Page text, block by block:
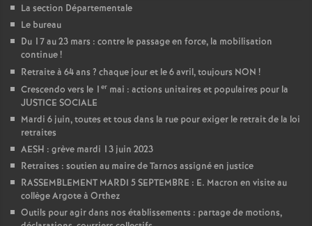
La section Départementale
Le bureau
Du 17 au 23 mars : contre le passage en force, la mobilisation
continue!
Retraite à 64 ans ? chaque jour et le 6 avril, toujours NON !
Crescendo vers le 1 er mai : actions unitaires et populaires pour la
JUSTICE SOCIALE
Mardi 6 juin, toutes et tous dans la rue pour exiger le retrait de la loi
retraites
AESH : grève mardi 13 juin 2023
Retraites : soutien au maire de Tarnos assigné en justice
RASSEMBLEMENT MARDI 5 SEPTEMBRE : E. Macron en visite au
collège Argote à Orthez
Outils pour agir dans nos établissements : partage de motions,